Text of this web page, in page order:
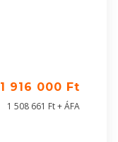
1 916 000 Ft
1 508 661 Ft + ÁFA